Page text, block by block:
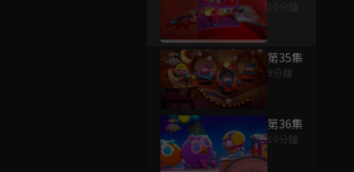
第35集
9分鐘
第36集
10分鐘